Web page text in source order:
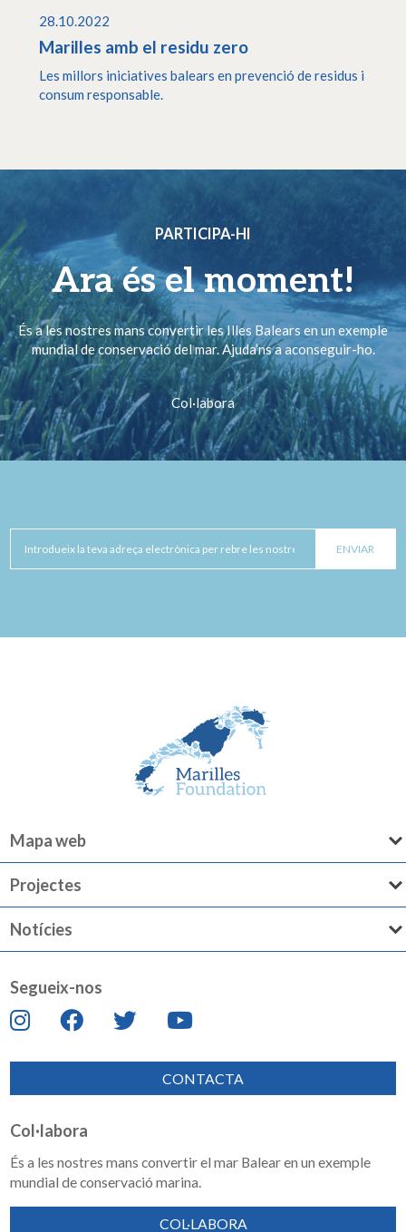
28.10.2022
Marilles amb el residu zero
Les millors iniciatives balears en prevenció de residus i
consum responsable.
PARTICIPA-HI
Ara és el moment!
És a les nostres mans convertir les Illes Balears en un exemple
mundial de conservació del mar. Ajuda’ns a aconseguir-ho.
Col·labora
Mapa web
Projectes
Notícies
Segueix-nos
CONTACTA
Col·labora
És a les nostres mans convertir el mar Balear en un exemple
mundial de conservació marina.
COL·LABORA